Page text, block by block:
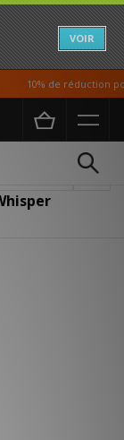
VOIR
10% de réduction